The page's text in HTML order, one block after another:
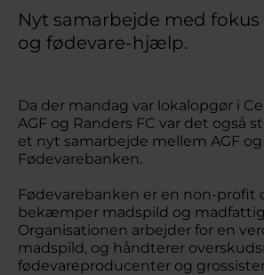
Nyt samarbejde med
og fødevare-hjælp.
Da der mandag var lokalopgør i
AGF og Randers FC var det også
et nyt samarbejde mellem AGF og
Fødevarebanken.
Fødevarebanken er en non-profit
bekæmper madspild og
Organisationen arbejder for en
madspild, og håndterer
fødevareproducenter og